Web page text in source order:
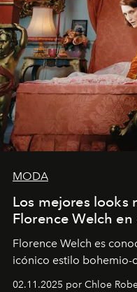
MODA
Los mejores looks
Florence Welch
Florence Welch es
icónico estilo bohemio-
02.11.2025 por Chloe